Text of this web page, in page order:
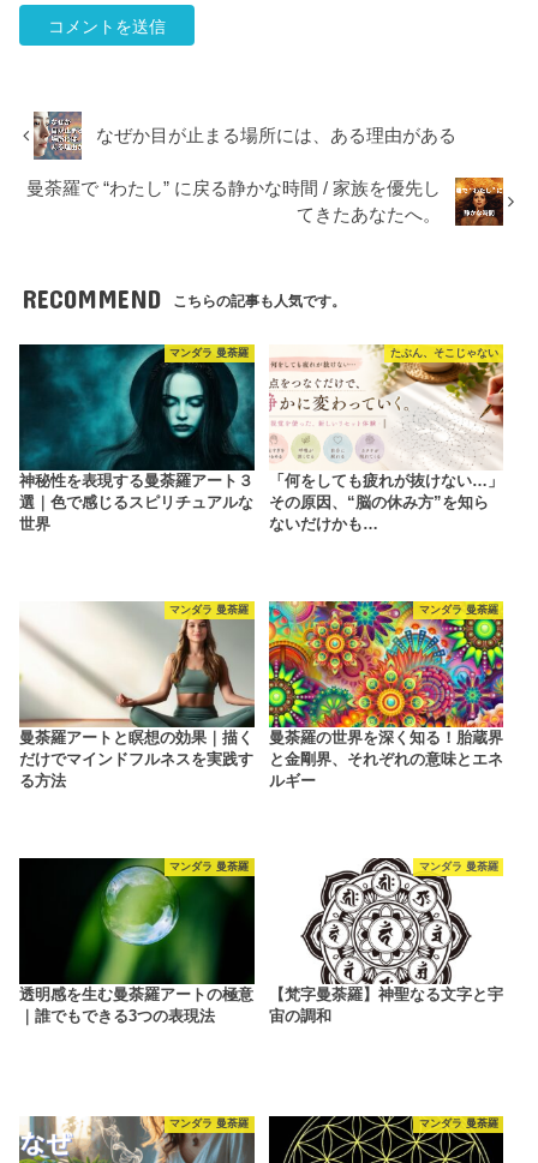
なぜか目が止まる場所には、ある理由がある
曼荼羅で “わたし” に戻る静かな時間 / 家族を優先し
てきたあなたへ。
RECOMMEND こちらの記事も人気です。
マンダラ 曼荼羅
神秘性を表現する曼荼羅アート３
選｜色で感じるスピリチュアルな
世界
たぶん、そこじゃない
「何をしても疲れが抜けない…」
その原因、“脳の休み方”を知ら
ないだけかも…
マンダラ 曼荼羅
曼荼羅アートと瞑想の効果｜描く
だけでマインドフルネスを実践す
る方法
マンダラ 曼荼羅
曼荼羅の世界を深く知る！胎蔵界
と金剛界、それぞれの意味とエネ
ルギー
マンダラ 曼荼羅
透明感を生む曼荼羅アートの極意
｜誰でもできる3つの表現法
マンダラ 曼荼羅
【梵字曼荼羅】神聖なる文字と宇
宙の調和
マンダラ 曼荼羅 マンダラ 曼荼羅